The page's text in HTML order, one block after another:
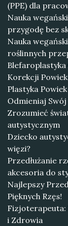
(PPE) dla
Nauka
przygodę bez
Nauka
roślinnych
Korekcji
Plastyka
Odmieniaj
Zrozumieć
autystycznym
Dziecko
więzi?
Przedłużanie
akcesoria do
Najlepszy
Pięknych Rzęs!
Fizjoterapeuta:
i Zdrowia